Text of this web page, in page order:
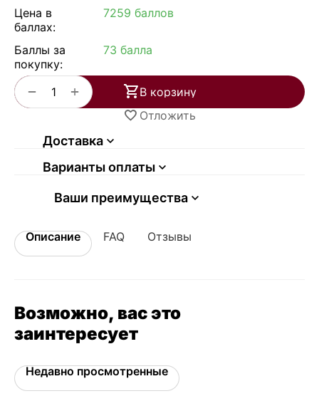
Цена в
баллах:
7259 баллов
Баллы за
покупку:
73 балла
+
−
В корзину
Отложить
Доставка
Варианты оплаты
Ваши преимущества
Описание FAQ Отзывы
Возможно, вас это
заинтересует
Недавно просмотренные